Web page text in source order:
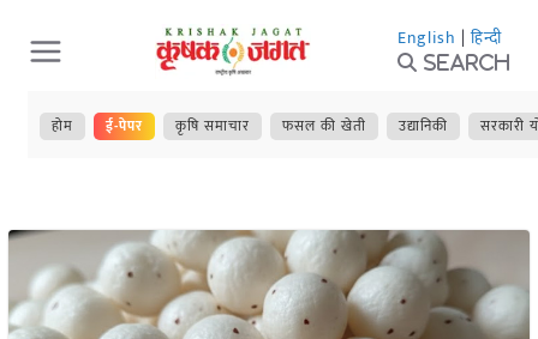
Skip
to
content
English | हिन्दी
Search
होम ई-पेपर कृषि समाचार फसल की खेती उद्यानिकी सरकारी